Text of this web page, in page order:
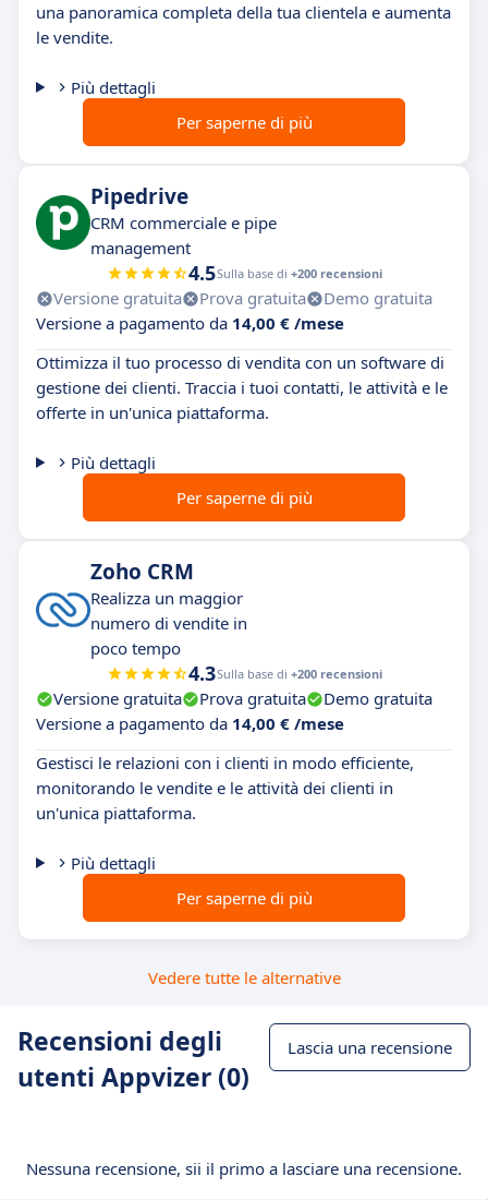
una panoramica completa della tua clientela e aumenta
le vendite.
Più dettagli
Per saperne di più
Pipedrive
CRM commerciale e pipe
management
4.5Sulla base di +200 recensioni
Versione gratuita Prova gratuita
Demo gratuita
Versione a pagamento da 14,00 € /mese
Ottimizza il tuo processo di vendita con un software di
gestione dei clienti. Traccia i tuoi contatti, le attività e le
offerte in un'unica piattaforma.
Più dettagli
Per saperne di più
Zoho CRM
Realizza un maggior
numero di vendite in
poco tempo
4.3Sulla base di +200 recensioni
Versione gratuita Prova gratuita
Demo gratuita
Versione a pagamento da 14,00 € /mese
Gestisci le relazioni con i clienti in modo efficiente,
monitorando le vendite e le attività dei clienti in
un'unica piattaforma.
Più dettagli
Per saperne di più
Vedere tutte le alternative
Recensioni degli
utenti Appvizer (0)
Lascia una recensione
Nessuna recensione, sii il primo a lasciare una recensione.